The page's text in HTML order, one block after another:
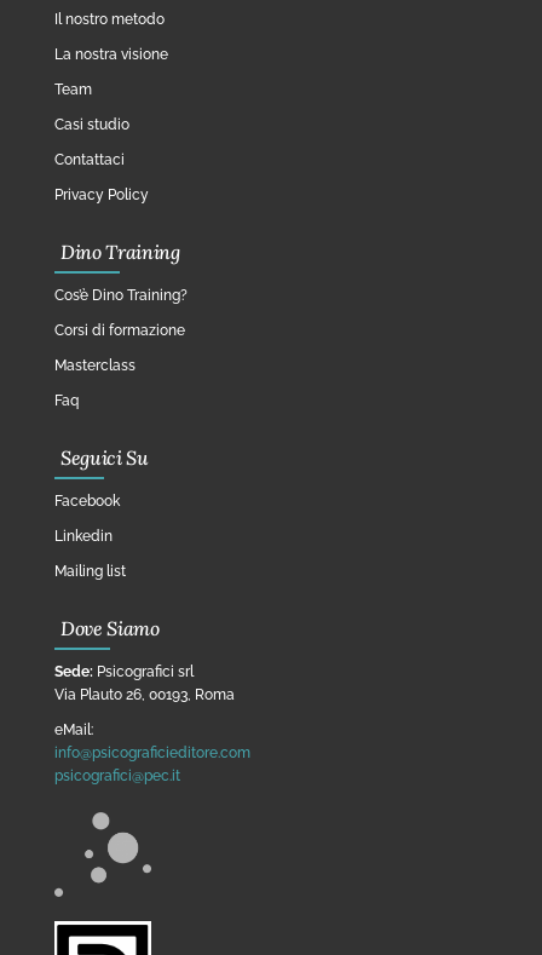
Il nostro metodo
La nostra visione
Team
Casi studio
Contattaci
Privacy Policy
Dino Training
Cos’è Dino Training?
Corsi di formazione
Masterclass
Faq
Seguici Su
Facebook
Linkedin
Mailing list
Dove Siamo
Sede: Psicografici srl
Via Plauto 26, 00193, Roma
eMail:
info@psicograficieditore.com
psicografici@pec.it